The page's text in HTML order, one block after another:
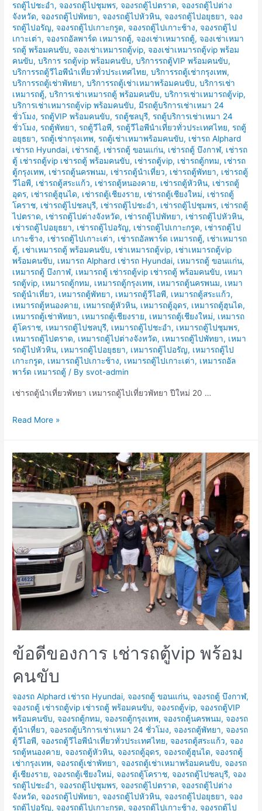
รถตู้ไปชะอำ,จองรถตู้ไปชุมพร,จองรถตู้ไปตราด,จองรถตู้ไปต่าง
จังหวัด,จองรถตู้ไปพัทยา,จองรถตู้ไปหัวหิน,จองรถตู้ไปอยุธยา,จอง
รถตู้ไปอรัญ,จองรถตู้ไปเกาะกรูด,จองรถตู้ไปเกาะช้าง,จองรถตู้ไป
เกาะเต่า,จองรถอัลพาร์ด เหมารถตู้,จองเช่าเหมารถตู้,จองเช่าเหมา
รถตู้ พร้อมคนขับ,จองเช่าเหมารถตู้vip,จองเช่าเหมารถตู้vip พร้อม
คนขับ,บริการ รถตู้vip พร้อมคนขับ,บริการรถตู้VIP พร้อมคนขับ,
บริการรถตู้วีไอพีนำเที่ยวทั่วประเทศไทย,บริการรถตู้เช่ากรุงเทพ,
บริการรถตู้เช่าพัทยา,บริการรถตู้เช่าเหมาพร้อมคนขับ,บริการเช่า
เหมารถตู้,บริการเช่าเหมารถตู้ พร้อมคนขับ,บริการเช่าเหมารถตู้vip,
บริการเช่าเหมารถตู้vip พร้อมคนขับ,มีรถตู้บริการเช่าเหมา 24
ชั่วโมง,รถตู้VIP พร้อมคนขับ,รถตู้ชลบุรี,รถตู้บริการเช่าเหมา 24
ชั่วโมง,รถตู้พัทยา,รถตู้วีไอพี,รถตู้วีไอพีนำเที่ยวทั่วประเทศไทย,รถตู้
อยุธยา,รถตู้เช่ากรุงเทพ,รถตู้เช่าเหมาพร้อมคนขับ, เช่ารถ Alphard
เช่ารถ Hyundai, เช่ารถตู้, เช่ารถตู้ ขอนแก่น, เช่ารถตู้ บึงกาฬ, เช่ารถ
ตู้ เช่ารถตู้vip เช่ารถตู้ พร้อมคนขับ, เช่ารถตู้vip, เช่ารถตู้กทม, เช่ารถ
ตู้กรุงเทพ, เช่ารถตู้นครพนม, เช่ารถตู้นำเที่ยว, เช่ารถตู้พัทยา, เช่ารถตู้
วีไอพี, เช่ารถตู้สระแก้ว, เช่ารถตู้หนองคาย, เช่ารถตู้หัวหิน, เช่ารถตู้
อุดร, เช่ารถตู้ฮุนได, เช่ารถตู้เชียงราย, เช่ารถตู้เชียงใหม่, เช่ารถตู้
โคราช, เช่ารถตู้ไปชลบุรี, เช่ารถตู้ไปชะอำ, เช่ารถตู้ไปชุมพร, เช่ารถตู้
ไปตราด, เช่ารถตู้ไปต่างจังหวัด, เช่ารถตู้ไปพัทยา, เช่ารถตู้ไปหัวหิน,
เช่ารถตู้ไปอยุธยา, เช่ารถตู้ไปอรัญ, เช่ารถตู้ไปเกาะกรูด, เช่ารถตู้ไป
เกาะช้าง, เช่ารถตู้ไปเกาะเต่า, เช่ารถอัลพาร์ด เหมารถตู้, เช่าเหมารถ
ตู้, เช่าเหมารถตู้ พร้อมคนขับ, เช่าเหมารถตู้vip, เช่าเหมารถตู้vip
พร้อมคนขับ, เหมารถ Alphard เช่ารถ Hyundai, เหมารถตู้ ขอนแก่น,
เหมารถตู้ บึงกาฬ, เหมารถตู้ เช่ารถตู้vip เช่ารถตู้ พร้อมคนขับ, เหมา
รถตู้vip, เหมารถตู้กทม, เหมารถตู้กรุงเทพ, เหมารถตู้นครพนม, เหมา
รถตู้นำเที่ยว, เหมารถตู้พัทยา, เหมารถตู้วีไอพี, เหมารถตู้สระแก้ว,
เหมารถตู้หนองคาย, เหมารถตู้หัวหิน, เหมารถตู้อุดร, เหมารถตู้ฮุนได,
เหมารถตู้เช่าพัทยา, เหมารถตู้เชียงราย, เหมารถตู้เชียงใหม่, เหมารถ
ตู้โคราช, เหมารถตู้ไปชลบุรี, เหมารถตู้ไปชะอำ, เหมารถตู้ไปชุมพร,
เหมารถตู้ไปตราด, เหมารถตู้ไปต่างจังหวัด, เหมารถตู้ไปพัทยา, เหมา
รถตู้ไปหัวหิน, เหมารถตู้ไปอยุธยา, เหมารถตู้ไปอรัญ, เหมารถตู้ไป
เกาะกรูด, เหมารถตู้ไปเกาะช้าง, เหมารถตู้ไปเกาะเต่า, เหมารถอัล
พาร์ด เหมารถตู้ / Bysvot-admin
เช่ารถตู้นำเที่ยวพัทยา เหมารถตู้ไปเที่ยวพัทยา ปีใหม่ 20 …
เช่า
นำ
เที่ยว
พัทยา
เหมา
ไป
เที่ยว
พัทยา
ปี
ใหม่
2014
ที่ไหน
Read More »
ข้อดีของการ เช่ารถตู้vip พร้อม
คนขับ
จองรถ Alphard เช่ารถ Hyundai,จองรถตู้ ขอนแก่น,จองรถตู้ บึงกาฬ,
จองรถตู้ เช่ารถตู้vip เช่ารถตู้ พร้อมคนขับ,จองรถตู้vip,จองรถตู้VIP
พร้อมคนขับ,จองรถตู้กทม,จองรถตู้กรุงเทพ,จองรถตู้นครพนม,จองรถ
ตู้นำเที่ยว,จองรถตู้บริการเช่าเหมา 24 ชั่วโมง,จองรถตู้พัทยา,จองรถ
ตู้วีไอพี,จองรถตู้วีไอพีนำเที่ยวทั่วประเทศไทย,จองรถตู้สระแก้ว,จอง
รถตู้หนองคาย,จองรถตู้หัวหิน,จองรถตู้อุดร,จองรถตู้ฮุนได,จองรถตู้
เช่ากรุงเทพ,จองรถตู้เช่าพัทยา,จองรถตู้เช่าเหมาพร้อมคนขับ,จองรถ
ตู้เชียงราย,จองรถตู้เชียงใหม่,จองรถตู้โคราช,จองรถตู้ไปชลบุรี,จอง
รถตู้ไปชะอำ,จองรถตู้ไปชุมพร,จองรถตู้ไปตราด,จองรถตู้ไปต่าง
จังหวัด,จองรถตู้ไปพัทยา,จองรถตู้ไปหัวหิน,จองรถตู้ไปอยุธยา,จอง
รถตู้ไปอรัญ,จองรถตู้ไปเกาะกรูด,จองรถตู้ไปเกาะช้าง,จองรถตู้ไป